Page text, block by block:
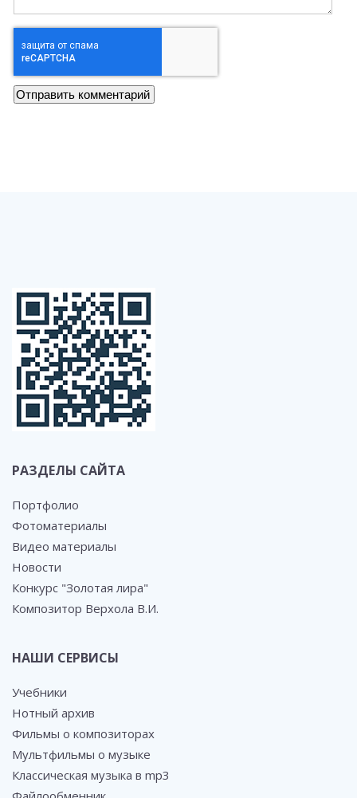
РАЗДЕЛЫ САЙТА
Портфолио
Фотоматериалы
Видео материалы
Новости
Конкурс "Золотая лира"
Композитор Верхола В.И.
НАШИ СЕРВИСЫ
Учебники
Нотный архив
Фильмы о композиторах
Мультфильмы о музыке
Классическая музыка в mp3